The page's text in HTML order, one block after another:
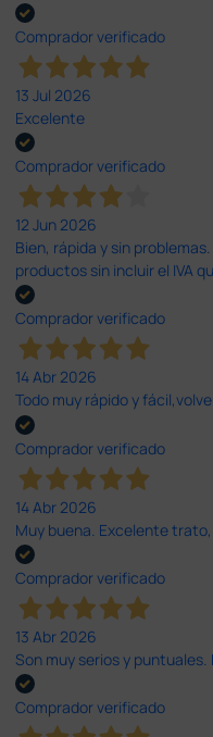
Comprador verificado
13 Jul 2026
Excelente
Comprador verificado
12 Jun 2026
Bien, rápida y sin
productos sin incluir el IVA
Comprador verificado
14 Abr 2026
Todo muy rápido y
Comprador verificado
14 Abr 2026
Muy buena. Excelente
Comprador verificado
13 Abr 2026
Son muy serios y puntuales.
Comprador verificado